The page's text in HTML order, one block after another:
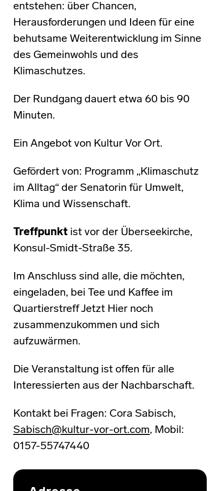
entstehen: über Chancen,
Herausforderungen und Ideen für eine
behutsame Weiterentwicklung im Sinne
des Gemeinwohls und des
Klimaschutzes.
Der Rundgang dauert etwa 60 bis 90
Minuten.
Ein Angebot von Kultur Vor Ort.
Gefördert von: Programm „Klimaschutz
im Alltag“ der Senatorin für Umwelt,
Klima und Wissenschaft.
Treffpunktist vor der Überseekirche,
Konsul-Smidt-Straße 35.
Im Anschluss sind alle, die möchten,
eingeladen, bei Tee und Kaffee im
Quartierstreff Jetzt Hier noch
zusammenzukommen und sich
aufzuwärmen.
Die Veranstaltung ist offen für alle
Interessierten aus der Nachbarschaft.
Kontakt bei Fragen: Cora Sabisch,
Sabisch@kultur-vor-ort.com, Mobil:
0157-55747440
Skip back to main navigation